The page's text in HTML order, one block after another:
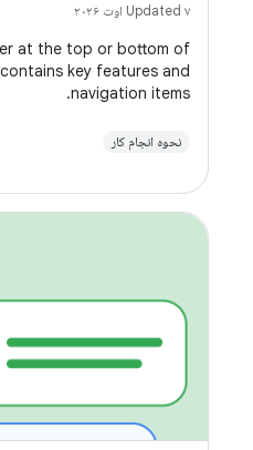
Updated ۷ اوت ۲۰۲۶
at the top or bottom of
key features and
navigation items.
نحوه انجام کار